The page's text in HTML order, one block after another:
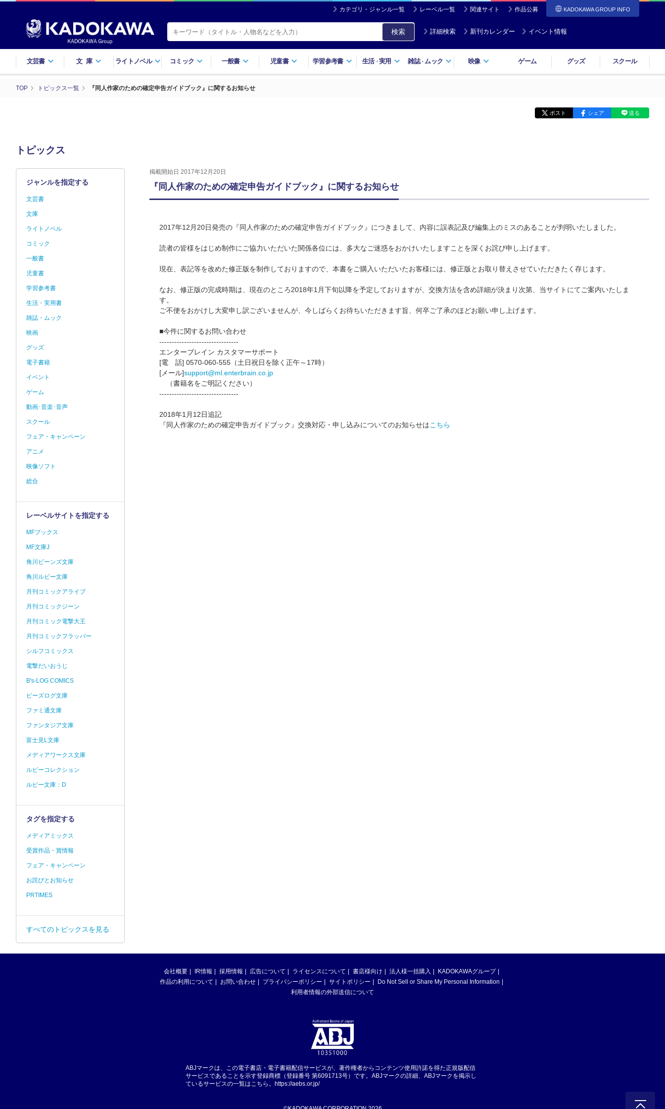
カテゴリ・ジャンル一覧 レーベル一覧 関連サイト 作品公募 KADOKAWA GROUP INFO
検索 詳細検索 新刊カレンダー イベント情報
文芸書 文庫 ライトノベル コミック 一般書 児童書 学習参考書 生活・実用 雑誌・ ムック 映像 ゲーム グッズ スクール
TOP トピックス一覧 『同人作家のための確定申告ガイドブック』に関するお知らせ
ポスト シェア 送る
トピックス
掲載開始日 2017年12月20日
『同人作家のための確定申告ガイドブック』に関するお知らせ
2017年12月20日発売の『同人作家のための確定申告ガイドブック』につきまして、内容に誤表記及び編集上のミスのあることが判明いたしました。
読者の皆様をはじめ制作にご協力いただいた関係各位には、多大なご迷惑をおかけいたしますことを深くお詫び申し上げます。
現在、表記等を改めた修正版を制作しておりますので、本書をご購入いただいたお客様には、修正版とお取り替えさせていただきたく存じます。
なお、修正版の完成時期は、現在のところ2018年1月下旬以降を予定しておりますが、交換方法を含め詳細が決まり次第、当サイトにてご案内いたしま
す。
ご不便をおかけし大変申し訳ございませんが、今しばらくお待ちいただきます旨、何卒ご了承のほどお願い申し上げます。
■今件に関するお問い合わせ
--------------------------------
エンターブレイン カスタマーサポート
[電 話] 0570-060-555（土日祝日を除く正午～17時）
[メール]support@ml.enterbrain.co.jp
（書籍名をご明記ください）
--------------------------------
2018年1月12日追記
『同人作家のための確定申告ガイドブック』交換対応・申し込みについてのお知らせはこちら
ジャンルを指定する
文芸書
文庫
ライトノベル
コミック
一般書
児童書
学習参考書
生活・実用書
雑誌・ムック
映画
グッズ
電子書籍
イベント
ゲーム
動画･音楽･音声
スクール
フェア・キャンペーン
アニメ
映像ソフト
総合
レーベルサイトを指定する
MFブックス
MF文庫J
角川ビーンズ文庫
角川ルビー文庫
月刊コミックアライブ
月刊コミックジーン
月刊コミック電撃大王
月刊コミックフラッパー
シルフコミックス
電撃だいおうじ
B's-LOG COMICS
ビーズログ文庫
ファミ通文庫
ファンタジア文庫
富士見L文庫
メディアワークス文庫
ルビーコレクション
ルビー文庫：D
タグを指定する
メディアミックス
受賞作品・賞情報
フェア・キャンペーン
お詫びとお知らせ
PRTIMES
すべてのトピックスを見る
会社概要 IR情報 採用情報 広告について ライセンスについて 書店様向け 法人様一括購入
KADOKAWAグループ
作品の利用について
お問い合わせ プライバシーポリシー サイトポリシー
Do Not Sell or Share My Personal Information
利用者情報の外部送信について
ABJマークは、この電子書店・電子書籍配信サービスが、著作権者からコンテンツ使用許諾を得た正規版配信
サービスであることを示す登録商標（登録番号 第6091713号）です。ABJマークの詳細、ABJマークを掲示し
ているサービスの一覧はこちら。 https://aebs.or.jp/